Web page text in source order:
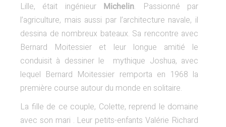
Lille, était ingénieur Michelin. Passionné par
l’agriculture, mais aussi par l’architecture navale, il
dessina de nombreux bateaux. Sa rencontre avec
Bernard Moitessier et leur longue amitié le
conduisit à dessiner le mythique Joshua, avec
lequel Bernard Moitessier remporta en 1968 la
première course autour du monde en solitaire.
La fille de ce couple, Colette, reprend le domaine
avec son mari . Leur petits-enfants Valérie Richard